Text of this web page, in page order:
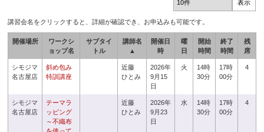
講習会名をクリックすると、詳細が確認でき、お申込みも可能です。
開催場所
ワークシ
ョップ名
サブタイ
トル
講師名
▲
開催日
時
曜
日
開始
時間
終了
時間
残
席
シモジマ
名古屋店
斜め包み
特訓講座
近藤
ひとみ
2026年
9月15
日
火
14時
30分
17時
00分
4
シモジマ
名古屋店
テーマラ
ッピング
～不織布
近藤
ひとみ
2026年
9月23
日
水
14時
30分
17時
00分
4